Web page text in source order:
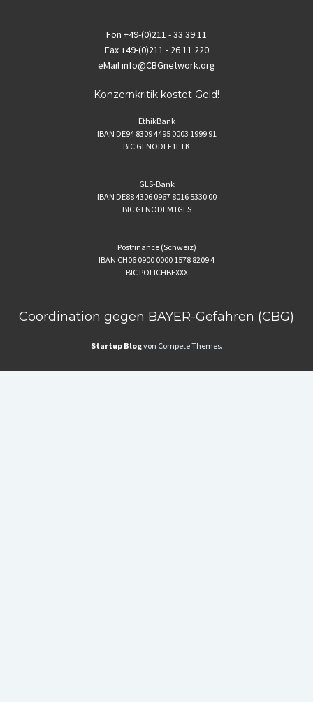
Fon +49-(0)211 - 33 39 11
Fax+49-(0)211 - 26 11 220
eMailinfo@CBGnetwork.org
Konzernkritik kostet Geld!
EthikBank
IBAN DE94 8309 4495 0003 1999 91
BIC GENODEF1ETK
GLS-Bank
IBAN DE88 4306 0967 8016 5330 00
BIC GENODEM1GLS
Postfinance (Schweiz)
IBAN CH06 0900 0000 1578 8209 4
BIC POFICHBEXXX
Coordination gegen BAYER-Gefahren (CBG)
Startup Blogvon Compete Themes.